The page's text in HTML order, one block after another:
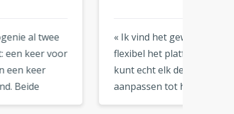
« Ik vind het geweldig hoe
flexibel het platform is. Je
kunt echt elk detail
aanpassen tot het logo
helemaal bij je past. Een